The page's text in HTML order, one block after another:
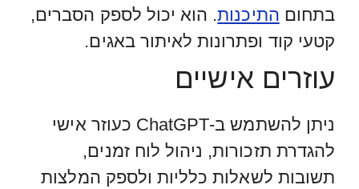
בתחום התיכנות. הוא יכול לספק הסברים,
קטעי קוד ופתרונות לאיתור באגים.
עוזרים אישיים
ניתן להשתמש ב-ChatGPT כעוזר אישי
להגדרת תזכורות, ניהול לוח זמנים,
תשובות לשאלות כלליות ולספק המלצות